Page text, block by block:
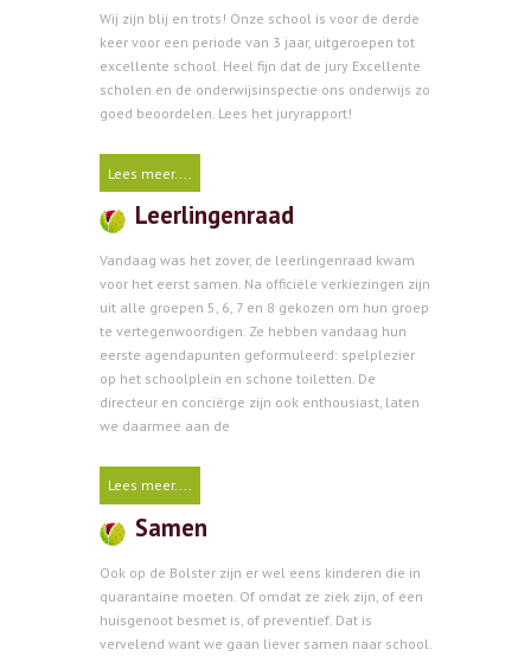
Wij zijn blij en trots! Onze school is voor de derde
keer voor een periode van 3 jaar, uitgeroepen tot
excellente school. Heel fijn dat de jury Excellente
scholen en de onderwijsinspectie ons onderwijs zo
goed beoordelen. Lees het juryrapport!
Lees meer....
Leerlingenraad
Vandaag was het zover, de leerlingenraad kwam
voor het eerst samen. Na officiële verkiezingen zijn
uit alle groepen 5, 6, 7 en 8 gekozen om hun groep
te vertegenwoordigen. Ze hebben vandaag hun
eerste agendapunten geformuleerd: spelplezier
op het schoolplein en schone toiletten. De
directeur en conciërge zijn ook enthousiast, laten
we daarmee aan de
Lees meer....
Samen
Ook op de Bolster zijn er wel eens kinderen die in
quarantaine moeten. Of omdat ze ziek zijn, of een
huisgenoot besmet is, of preventief. Dat is
vervelend want we gaan liever samen naar school.